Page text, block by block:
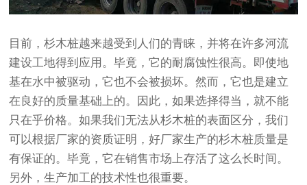
目前，杉木桩越来越受到人们的青睐，并将在许多河流
建设工地得到应用。毕竟，它的耐腐蚀性很高。即使地
基在水中被驱动，它也不会被损坏。然而，它也是建立
在良好的质量基础上的。因此，如果选择得当，就不能
只在乎价格。如果我们无法从杉木桩的表面区分，我们
可以根据厂家的资质证明，好厂家生产的杉木桩质量是
有保证的。毕竟，它在销售市场上存活了这么长时间。
另外，生产加工的技术性也很重要。